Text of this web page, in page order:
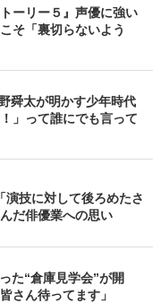
ーリー５』声優に強い
そ「裏切らないよう
舜太が明かす少年時代
」って誰にでも言って
技に対して後ろめたさ
だ俳優業への思い
た“倉庫見学会”が開
さん待ってます」